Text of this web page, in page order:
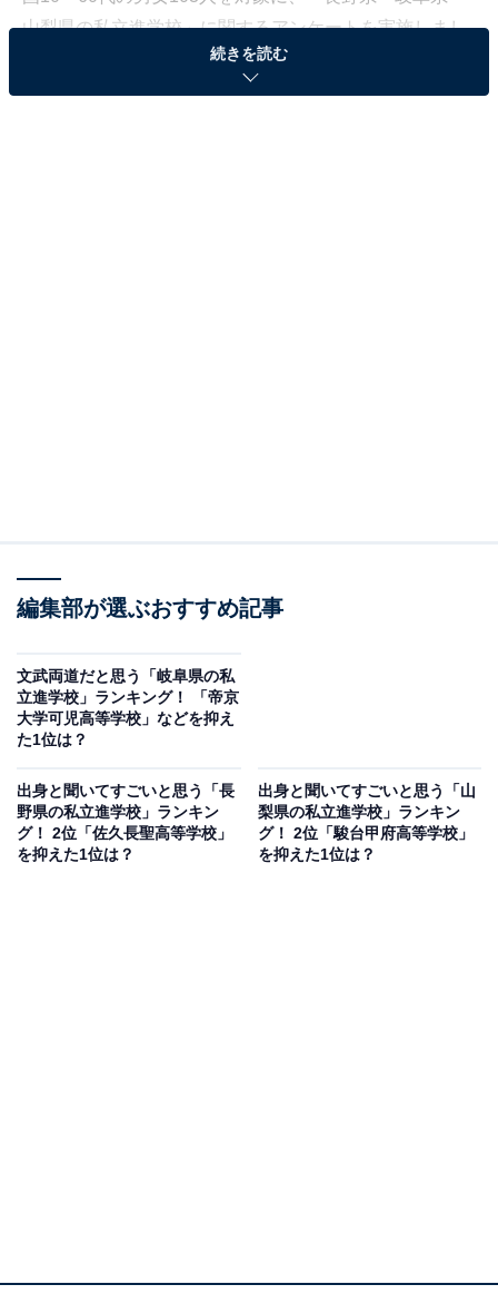
山梨県の私立進学校」に関するアンケートを実施しまし
回答者からは「佐久長聖高等学校は、箱根駅伝などのス
進学者も多数輩出しています。文武両道を高いレベルで
実現している点が素晴らしいと思います。特に、部活動
と学業の両立をサポートする体制が充実していると聞い
ています」（20代女性／大阪府）、「最難関大学への現
役合格を目指すコースなどがあり、野球部や駅伝部など
が強いです」（50代女性／広島県）といったコメントが
1位：長野日本大学高等学校／38票
続きを読む
編集部が選ぶおすすめ記事
文武両道だと思う「岐阜県の私
立進学校」ランキング！ 「帝京
大学可児高等学校」などを抑え
た1位は？
出身と聞いてすごいと思う「長
野県の私立進学校」ランキン
グ！ 2位「佐久長聖高等学校」
を抑えた1位は？
出身と聞いてすごいと思う「山
梨県の私立進学校」ランキン
グ！ 2位「駿台甲府高等学校」
を抑えた1位は？